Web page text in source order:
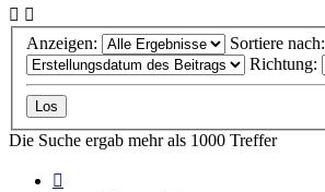
Anzeigen:
Sortiere nach:
Richtung:
Die Suche ergab mehr als 1000 Treffer